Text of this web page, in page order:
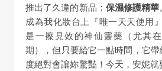
推出了久違的新品： 保濕修護精華
成為我化妝台上『唯一天天使用
是一擦見效的神仙靈藥（尤其
期），但只要給它一點時間，它
度絕對會讓妳驚豔！今天，安妮